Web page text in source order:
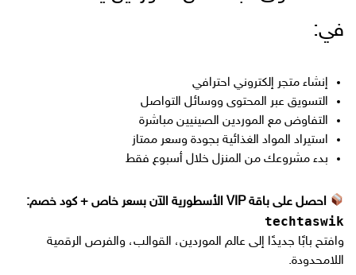
في:
إنشاء متجر إلكتروني احترافي
التسويق عبر المحتوى ووسائل التواصل
التفاوض مع الموردين الصينيين مباشرة
استيراد المواد الغذائية بجودة وسعر ممتاز
بدء مشروعك من المنزل خلال أسبوع فقط
احصل على باقة VIP الأسطورية الآن بسعر خاص + كود خصم:
techtaswik
وافتح بابًا جديدًا إلى عالم الموردين، القوالب، والفرص الرقمية
اللامحدودة.